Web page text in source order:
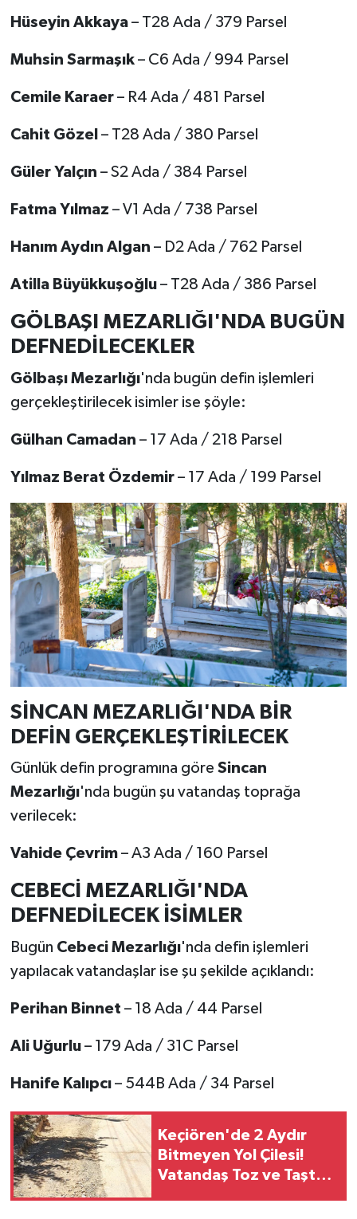
Hüseyin Akkaya– T28 Ada / 379 Parsel
Muhsin Sarmaşık– C6 Ada / 994 Parsel
Cemile Karaer– R4 Ada / 481 Parsel
Cahit Gözel – T28 Ada / 380 Parsel
Güler Yalçın – S2 Ada / 384 Parsel
Fatma Yılmaz – V1 Ada / 738 Parsel
Hanım Aydın Algan – D2 Ada / 762 Parsel
Atilla Büyükkuşoğlu– T28 Ada / 386 Parsel
GÖLBAŞI MEZARLIĞI'NDA BUGÜN
DEFNEDİLECEKLER
Gölbaşı Mezarlığı'nda bugün defin işlemleri
gerçekleştirilecek isimler ise şöyle:
Gülhan Camadan – 17 Ada / 218 Parsel
Yılmaz Berat Özdemir– 17 Ada / 199 Parsel
SİNCAN MEZARLIĞI'NDA BİR
DEFİN GERÇEKLEŞTİRİLECEK
Günlük defin programına göre Sincan
Mezarlığı'nda bugün şu vatandaş toprağa
verilecek:
Vahide Çevrim– A3 Ada / 160 Parsel
CEBECİ MEZARLIĞI'NDA
DEFNEDİLECEK İSİMLER
Bugün Cebeci Mezarlığı'nda defin işlemleri
yapılacak vatandaşlar ise şu şekilde açıklandı:
Perihan Binnet – 18 Ada / 44 Parsel
Ali Uğurlu– 179 Ada / 31C Parsel
Hanife Kalıpcı– 544B Ada / 34 Parsel
Keçiören'de 2 Aydır
Bitmeyen Yol Çilesi!
Vatandaş Toz ve Taştan